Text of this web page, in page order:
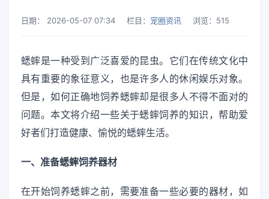
日期： 2026-05-07 07:34 栏目： 宠圈资讯 浏览： 515
蟋蟀是一种受到广泛喜爱的昆虫。它们在传统文化中
具有重要的象征意义，也是许多人的休闲娱乐对象。
但是，如何正确地饲养蟋蟀却是很多人不得不面对的
问题。本文将介绍一些关于蟋蟀饲养的知识，帮助爱
好者们打造健康、愉悦的蟋蟀生活。
一、准备蟋蟀饲养器材
在开始饲养蟋蟀之前，需要准备一些必要的器材，如